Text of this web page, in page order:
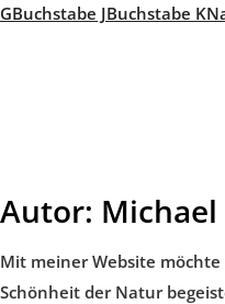
GBuchstabe JBuchstabe K
Autor:
Mit meiner Website
Schönheit der Natur